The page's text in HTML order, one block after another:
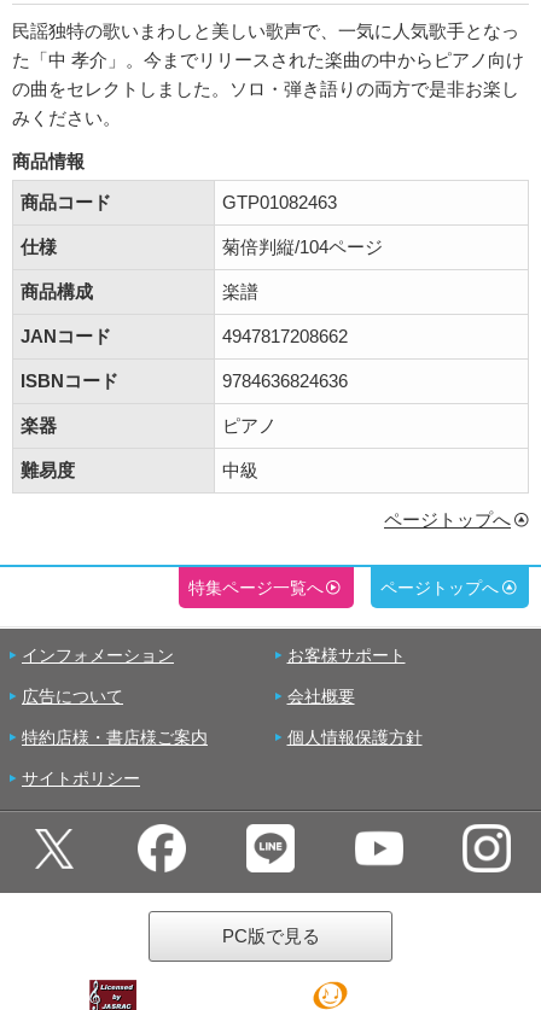
民謡独特の歌いまわしと美しい歌声で、一気に人気歌手となっ
た「中 孝介」。今までリリースされた楽曲の中からピアノ向け
の曲をセレクトしました。ソロ・弾き語りの両方で是非お楽し
みください。
商品情報
商品コード
GTP01082463
仕様 菊倍判縦/104ページ
商品構成 楽譜
JANコード 4947817208662
ISBNコード 9784636824636
楽器 ピアノ
難易度 中級
ページトップへ
特集ページ一覧へ ページトップへ
インフォメーション お客様サポート
広告について 会社概要
特約店様・書店様ご案内 個人情報保護方針
サイトポリシー
PC版で見る